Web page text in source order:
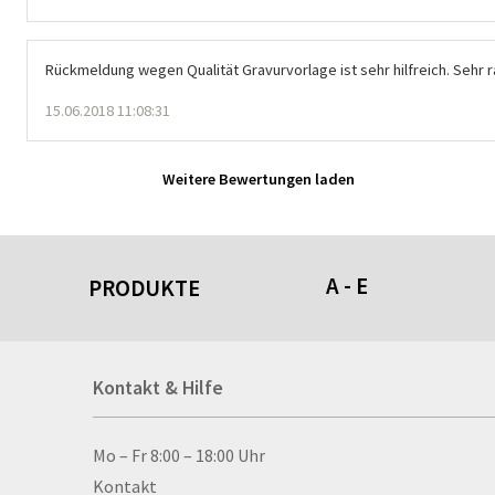
Rückmeldung wegen Qualität Gravurvorlage ist sehr hilfreich. Sehr
15.06.2018 11:08:31
Weitere Bewertungen laden
PRODUKTE A - E
Allwetterplakate
Kontakt & Hilfe
Kontakt & Hilfe
Mo – Fr 8:00 – 18:00 Uhr
Kontakt